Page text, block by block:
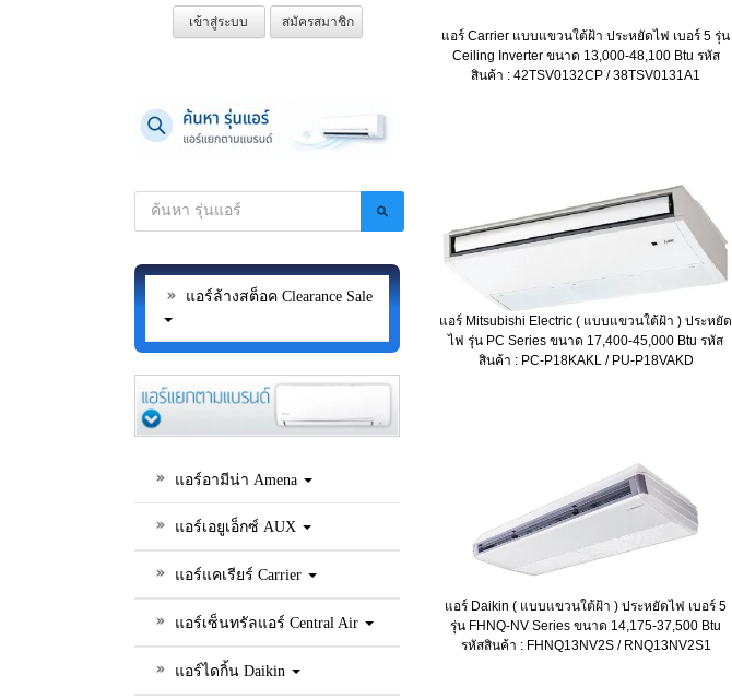
เข้าสู่ระบบ สมัครสมาชิก
แอร์ล้างสต็อค Clearance Sale
แอร์อามีน่า Amena
แอร์เอยูเอ็กซ์ AUX
แอร์แคเรียร์ Carrier
แอร์เซ็นทรัลแอร์ Central Air
แอร์ไดกิ้น Daikin
แอร์ Carrier แบบแขวนใต้ฝ้า ประหยัดไฟ เบอร์ 5 รุ่น
Ceiling Inverter ขนาด 13,000-48,100 Btu รหัส
สินค้า : 42TSV0132CP / 38TSV0131A1
แอร์ Mitsubishi Electric ( แบบแขวนใต้ฝ้า ) ประหยัด
ไฟ รุ่น PC Series ขนาด 17,400-45,000 Btu รหัส
สินค้า : PC-P18KAKL / PU-P18VAKD
แอร์ Daikin ( แบบแขวนใต้ฝ้า ) ประหยัดไฟ เบอร์ 5
รุ่น FHNQ-NV Series ขนาด 14,175-37,500 Btu
รหัสสินค้า : FHNQ13NV2S / RNQ13NV2S1